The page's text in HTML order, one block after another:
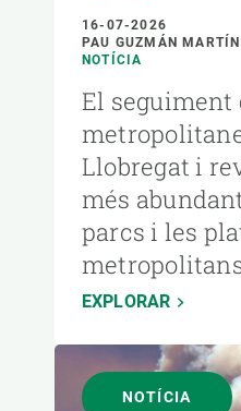
16-07-2026
PAU GUZMÁN MARTÍN
NOTÍCIA
El seguiment
Llobregat i
més
parcs i les
EXPLORAR
NOTÍCIA